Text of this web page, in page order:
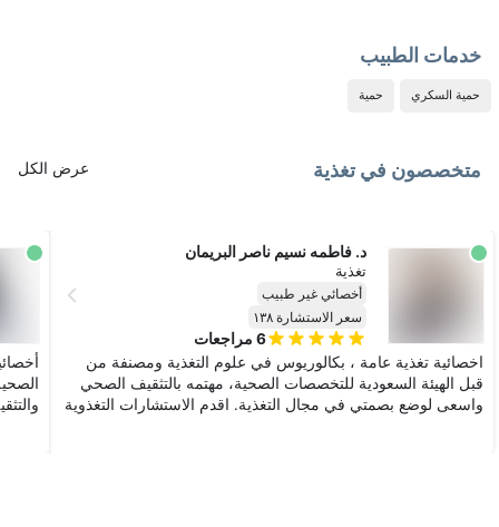
خدمات الطبيب
حمية السكري حمية
متخصصون في تغذية عرض الكل
د. فاطمه نسيم ناصر البريمان
تغذية
أخصائي غير طبيب
سعر الاستشارة ١٣٨
6 مراجعات
اخصائية تغذية عامة ، بكالوريوس في علوم التغذية ومصنفة من
قبل الهيئة السعودية للتخصصات الصحية، مهتمه بالتثقيف الصحي
واسعى لوضع بصمتي في مجال التغذية. اقدم الاستشارات التغذوية